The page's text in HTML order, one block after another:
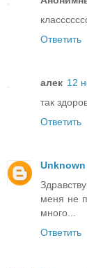
Ответить
алек 12
так
Ответить
Unknown
меня не
много...
Ответить